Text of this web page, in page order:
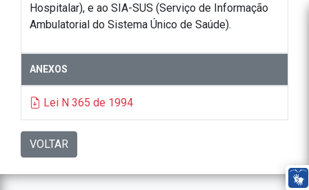
Hospitalar), e ao SIA-SUS (Serviço de Informação
Ambulatorial do Sistema Único de Saúde).
ANEXOS
Lei N 365 de 1994
VOLTAR